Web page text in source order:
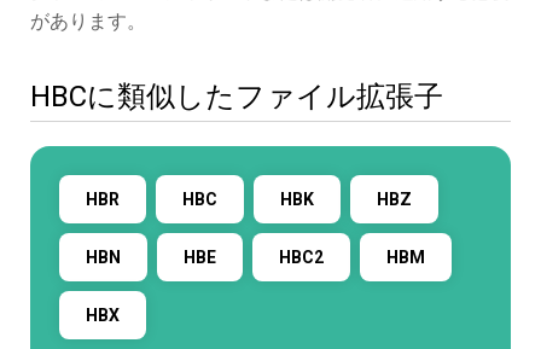
があります。
HBCに類似したファイル拡張子
HBR HBC HBK HBZ
HBN HBE HBC2 HBM
HBX